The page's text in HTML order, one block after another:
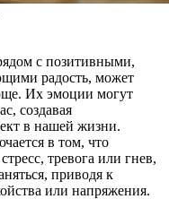
с позитивными,
радость, может
Их эмоции могут
создавая
в нашей жизни.
в том, что
тревога или гнев,
приводя к
или напряжения.